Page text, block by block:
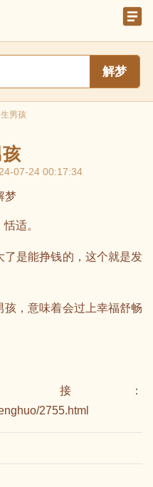
男孩
07-24 00:17:34
梦
适。
是能挣钱的，这个就是发
，意味着会过上幸福舒畅
接：
2755.html